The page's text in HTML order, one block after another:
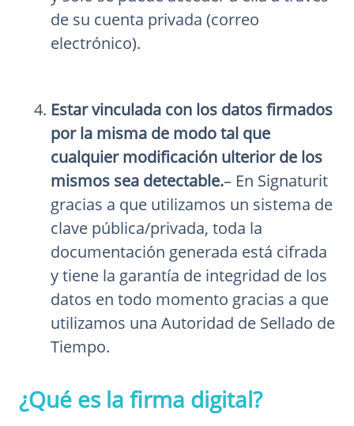
de su cuenta privada (correo
electrónico).
Estar vinculada con los datos firmados
por la misma de modo tal que
cualquier modificación ulterior de los
mismos sea detectable.– En Signaturit
gracias a que utilizamos un sistema de
clave pública/privada, toda la
documentación generada está cifrada
y tiene la garantía de integridad de los
datos en todo momento gracias a que
utilizamos una Autoridad de Sellado de
Tiempo.
¿Qué es la firma digital?